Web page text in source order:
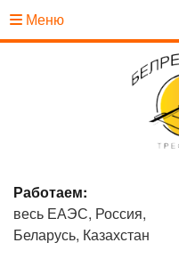
Меню
Работаем:
весь ЕАЭС, Россия,
Беларусь, Казахстан